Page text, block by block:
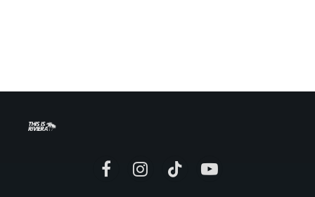
FacebookInstagramTikTok YouTube